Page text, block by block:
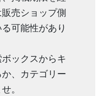
売ショップ側
可能性があり
ックスからキ
、カテゴリー
。